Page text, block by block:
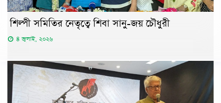
শিল্পী সমিতির নেতৃত্বে শিবা সানু-জয় চৌধুরী
৪ জুলাই, ২০২৬